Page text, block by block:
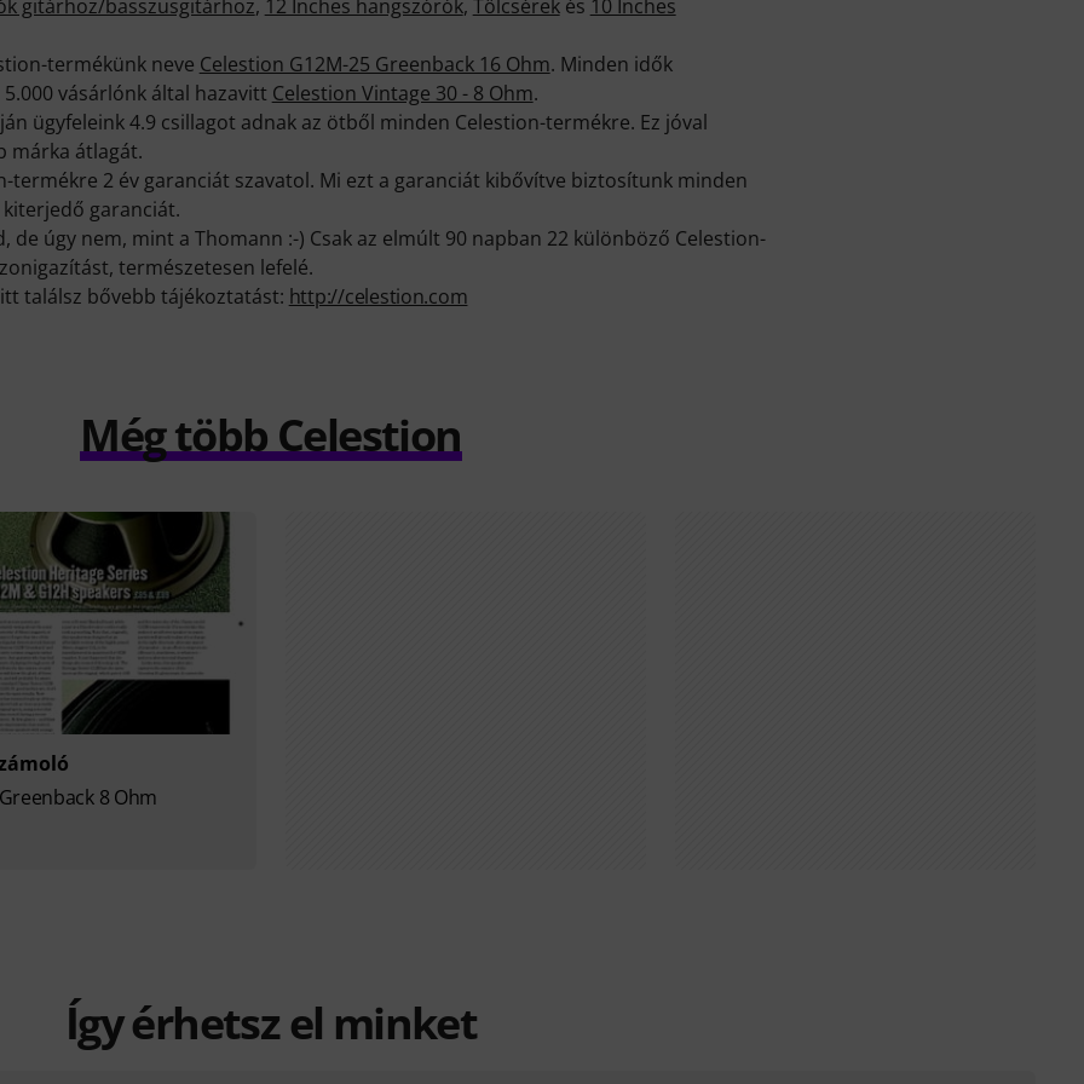
gitárhoz/basszusgitárhoz, 12 Inches hangszórók, Tölcsérekés 10 Inches
termékünk neve Celestion G12M-25 Greenback 16 Ohm. Minden idők
vásárlónk által hazavitt Celestion Vintage 30 - 8 Ohm.
ügyfeleink 4.9 csillagot adnak az ötből minden Celestion-termékre. Ez jóval
márka átlagát.
termékre 2 év garanciát szavatol. Mi ezt a garanciát kibővítve biztosítunk minden
garanciát.
de úgy nem, mint a Thomann :-) Csak az elmúlt 90 napban 22 különböző Celestion-
természetesen lefelé.
találsz bővebb tájékoztatást: http://celestion.com
Még több Celestion
8 Ohm
Így érhetsz el minket